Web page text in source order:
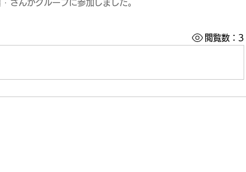
· さんがグループに参加しました。
閲覧数：3